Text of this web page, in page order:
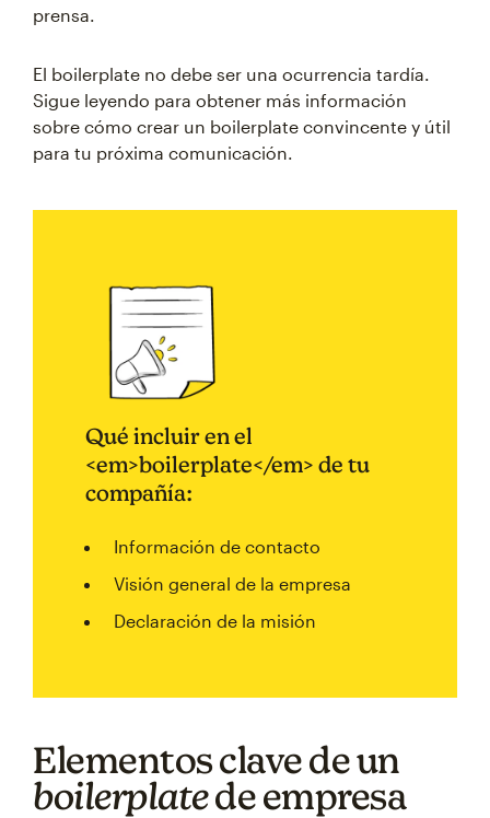
prensa.
El boilerplate no debe ser una ocurrencia tardía.
Sigue leyendo para obtener más información
sobre cómo crear un boilerplate convincente y útil
para tu próxima comunicación.
Qué incluir en el
<em>boilerplate</em> de tu
compañía:
Información de contacto
Visión general de la empresa
Declaración de la misión
Elementos clave de un
boilerplatede empresa